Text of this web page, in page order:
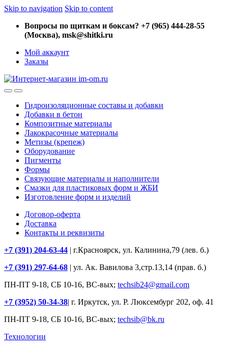
Skip to navigation Skip to content
Вопросы по щиткам и боксам? +7 (965) 444-28-55
(Москва), msk@shitki.ru
Мой аккаунт
Заказы
Гидроизоляционные составы и добавки
Добавки в бетон
Композитные материалы
Лакокрасочные материалы
Метизы (крепеж)
Оборудование
Пигменты
Формы
Связующие материалы и наполнители
Смазки для пластиковых форм и ЖБИ
Изготовление форм и изделий
Договор-оферта
Доставка
Контакты и реквизиты
+7 (391) 204-63-44 | г.Красноярск, ул. Калинина,79 (лев. б.)
+7 (391) 297-64-68 | ул. Ак. Вавилова 3,стр.13,14 (прав. б.)
ПН-ПТ 9-18, СБ 10-16, ВС-вых; techsib24@gmail.com
+7 (3952) 50-34-38| г. Иркутск, ул. Р. Люксембург 202, оф. 41
ПН-ПТ 9-18, СБ 10-16, ВС-вых; techsib@bk.ru
Технологии